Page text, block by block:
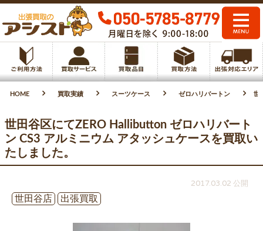
HOME 買取実績 スーツケース ゼロハリバートン 世
世田谷区にてZERO Hallibutton ゼロハリバート
ン CS3 アルミニウム アタッシュケースを買取い
たしました。
2017.03.02 公開
世田谷店
出張買取